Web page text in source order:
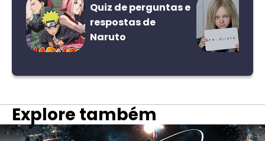
Quiz de perguntas e
respostas de
Naruto
Explore também